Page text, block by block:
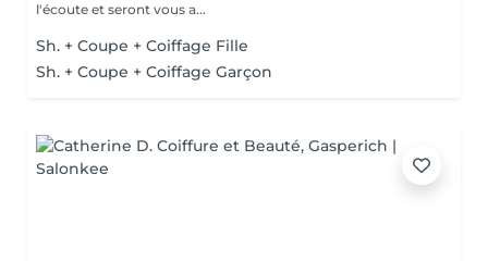
l'écoute et seront vous a...
Sh. + Coupe + Coiffage Fille
Sh. + Coupe + Coiffage Garçon